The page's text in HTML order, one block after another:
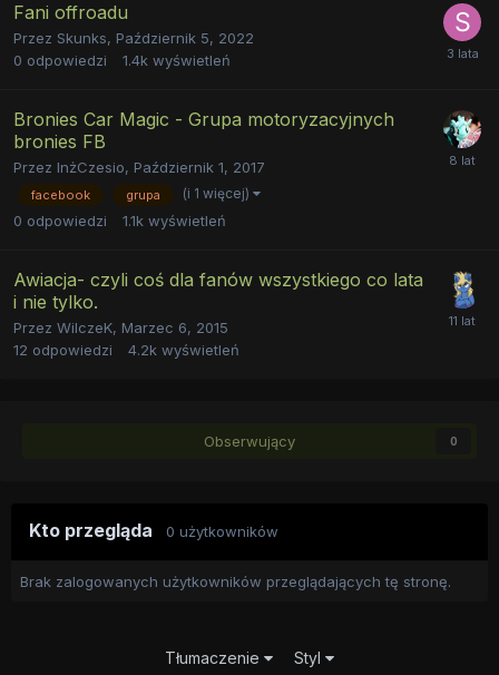
Fani offroadu
Przez Skunks, Październik 5, 2022
0 odpowiedzi 1.4k wyświetleń
Bronies Car Magic - Grupa motoryzacyjnych
bronies FB
Przez InżCzesio, Październik 1, 2017
facebook grupa (i 1 więcej)
0 odpowiedzi 1.1k wyświetleń
Awiacja- czyli coś dla fanów wszystkiego co lata
i nie tylko.
Przez WilczeK, Marzec 6, 2015
12 odpowiedzi 4.2k wyświetleń
Obserwujący 0
Kto przegląda 0 użytkowników
Brak zalogowanych użytkowników przeglądających tę stronę.
Tłumaczenie Styl